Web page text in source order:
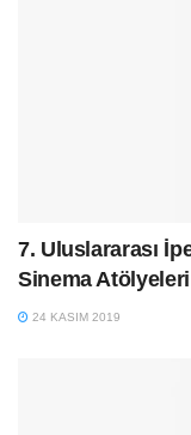
7. Uluslararası
Sinema
24 KASIM 2019